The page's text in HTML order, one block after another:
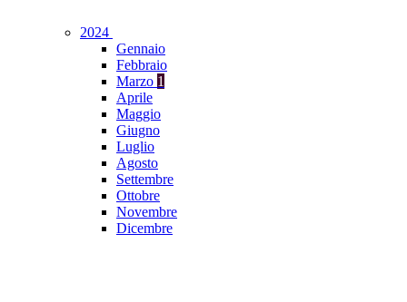
2024
Gennaio
Febbraio
Marzo 1
Aprile
Maggio
Giugno
Luglio
Agosto
Settembre
Ottobre
Novembre
Dicembre